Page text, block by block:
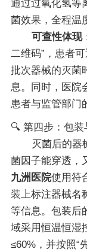
通过过氧化氢等
菌效果，全程温
可查性体现
二维码”，患者
批次器械的灭菌
息。同时，医院
患者与监管部门
🔍 第四步：包
灭菌后的器
菌因子能穿透，
九洲医院使用符
装上标注器械名
等信息。包装后
域采用恒温恒湿
≤60%，并按照“